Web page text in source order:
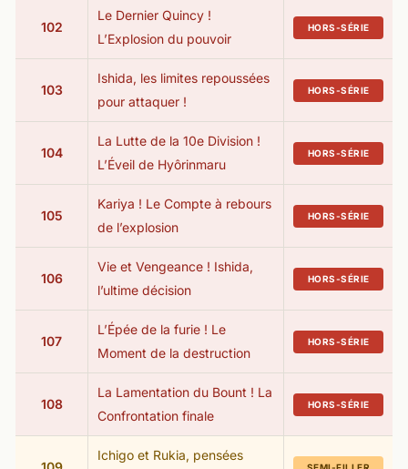
102
Le Dernier Quincy !
L’Explosion du pouvoir
HORS-SÉRIE
103
Ishida, les limites repoussées
pour attaquer !
HORS-SÉRIE
104
La Lutte de la 10e Division !
L’Éveil de Hyôrinmaru
HORS-SÉRIE
105
Kariya ! Le Compte à rebours
de l’explosion
HORS-SÉRIE
106
Vie et Vengeance ! Ishida,
l’ultime décision
HORS-SÉRIE
107
L’Épée de la furie ! Le
Moment de la destruction
HORS-SÉRIE
108
La Lamentation du Bount ! La
Confrontation finale
HORS-SÉRIE
Ichigo et Rukia, pensées